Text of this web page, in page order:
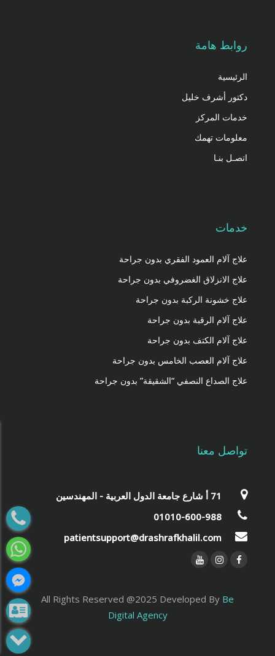
روابط هامة
الرئيسية
دكتور أشرف خليل
خدمات المركز
معلومات تهمك
اتصـل بنـا
خدمات
علاج آلام العمود الفقري بدون جراحة
علاج الانزلاق الغضروفي بدون جراحة
علاج خشونة الركبة بدون جراحة
علاج آلام الرقبة بدون جراحة
علاج آلام الكتف بدون جراحة
علاج آلام العصب الخامس بدون جراحة
علاج الصداع النصفي “الشقيقة” بدون جراحة
تواصل معنا
‎71 أ شارع جامعة الدول العربية - المهندسين‎
01010-600-988
patientsupport@drashrafkhalil.com
All Rights Reserved @2025 Developed By Be
Digital Agency